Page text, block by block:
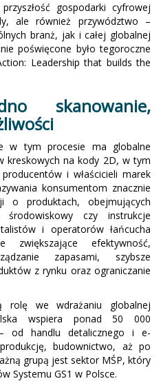
gospodarki cyfrowej
ale również przywództwo –
branż, jak i całej globalnej
poświęcone było tegoroczne
Leadership that builds the
skanowanie,
w tym procesie ma globalne
kreskowych na kody 2D, w tym
i właścicieli marek
konsumentom znacznie
o produktach, obejmujących
środowiskowy czy instrukcje
i operatorów łańcucha
efektywność,
zapasami, szybsze
z rynku oraz ograniczanie
rolę we wdrażaniu globalnej
wspiera ponad 50 000
od handlu detalicznego i e-
budownictwo, aż po
grupą jest sektor MŚP, który
Systemu GS1 w Polsce.